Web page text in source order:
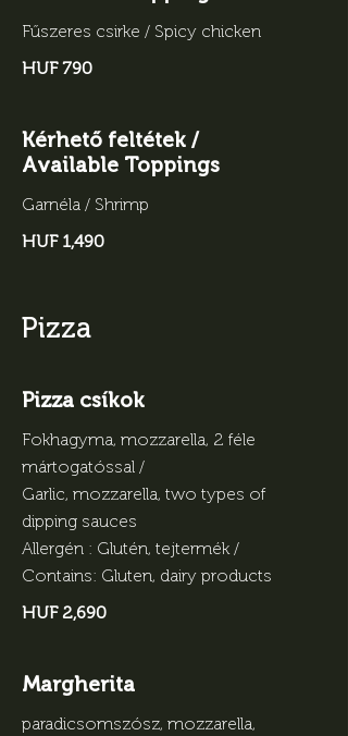
Fűszeres csirke / Spicy chicken
HUF 790
Kérhető feltétek /
Available Toppings
Garnéla / Shrimp
HUF 1,490
Pizza
Pizza csíkok
Fokhagyma, mozzarella, 2 féle
mártogatóssal /
Garlic, mozzarella, two types of
dipping sauces
Allergén : Glutén, tejtermék /
Contains: Gluten, dairy products
HUF 2,690
Margherita
paradicsomszósz, mozzarella,